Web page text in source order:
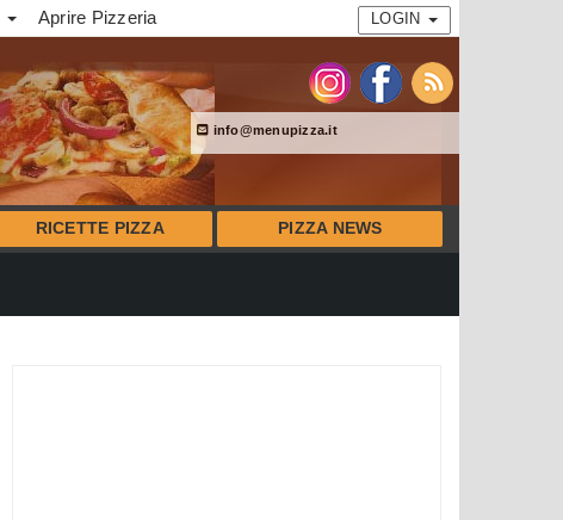
Aprire Pizzeria LOGIN
info@menupizza.it
RICETTE PIZZA PIZZA NEWS